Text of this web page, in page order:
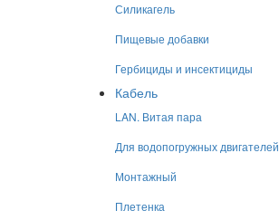
Силикагель
Пищевые добавки
Гербициды и инсектициды
Кабель
LAN. Витая пара
Для водопогружных двигателей
Монтажный
Плетенка